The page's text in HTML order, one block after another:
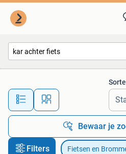
Alle
Bewaar je
Filters Fietsen en